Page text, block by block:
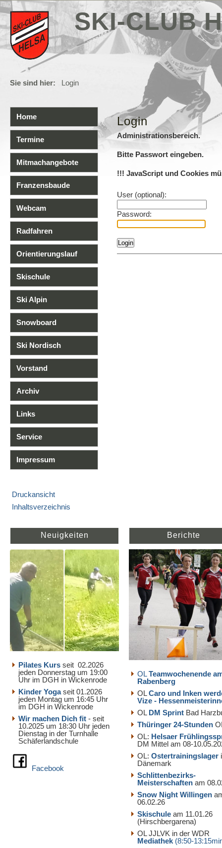
SKI-CLUB
Sie sind hier: Login
Home
Termine
Mitmachangebote
Franzensbaude
Webcam
Radfahren
Orientierungslauf
Skischule
Ski Alpin
Snowboard
Ski Nordisch
Vorstand
Archiv
Links
Service
Impressum
Druckansicht
Inhaltsverzeichnis
Login
Administrationsbereich.
Bitte Passwort eingeben.
!!! JavaScript und Cookies
User (optional):
Password:
Neuigkeiten
Pilates Kurs seit 02.2026
jeden Donnerstag um 19:00
Uhr im DGH in Wickenrode
Kinder Yogaseit 01.2026
jeden Montag um 16:45 Uhr
im DGH in Wickenrode
Wir machen Dich fit - seit
10.2025 um 18:30 Uhr jeden
Dienstag in der Turnhalle
Schäferlandschule
Facebook
Berichte
OLTeamwochenende
Rabenberg
OLCaro und Inken
Vize -
OL DM Sprint Bad
Thüringer 24-Stunden
OL: Helsaer
DM Mittel am 08-
OL: Ostertrainingslager
Dänemark
Schlittenbezirks-
Meisterschaften am
Snow Night Willingen
06.02.26
Skischule am 11.01.26
(Hirschbergarena)
OL JJLVK in der WDR
Mediathek (8:50-